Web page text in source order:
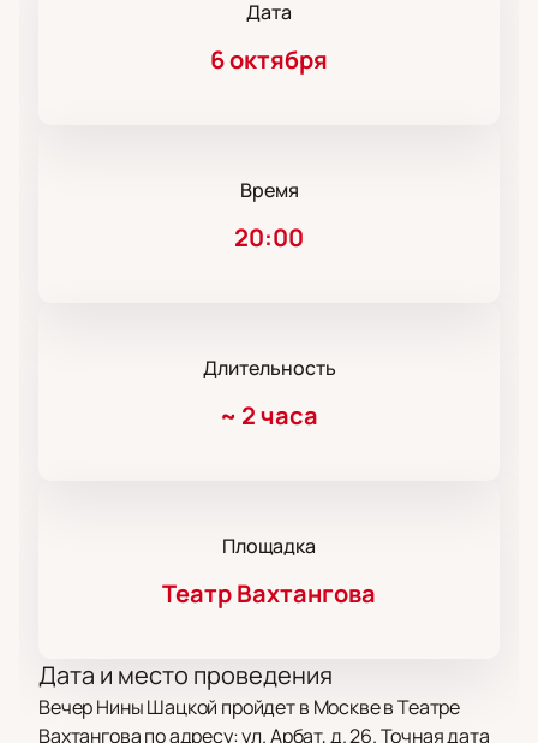
Дата
6 октября
Время
20:00
Длительность
~ 2 часа
Площадка
Театр Вахтангова
Дата и место проведения
Вечер Нины Шацкой пройдет в Москве в Театре
Вахтангова по адресу: ул. Арбат, д. 26. Точная дата